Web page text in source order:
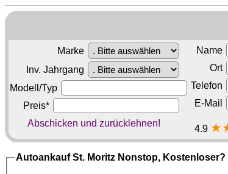
Marke
Inv. Jahrgang
Modell/Typ
Preis*
Name
Ort
Telefon
E-Mail
Abschicken und zurücklehnen!
4.9
Autoankauf St. Moritz Nonstop,